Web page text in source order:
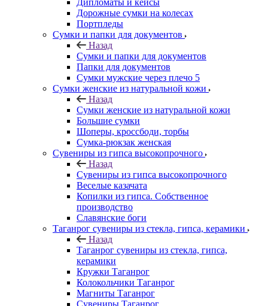
Дипломаты и кейсы
Дорожные сумки на колесах
Портпледы
Сумки и папки для документов
Назад
Сумки и папки для документов
Папки для документов
Сумки мужские через плечо 5
Сумки женские из натуральной кожи
Назад
Сумки женские из натуральной кожи
Большие сумки
Шоперы, кроссбоди, торбы
Сумка-рюкзак женская
Сувениры из гипса высокопрочного
Назад
Сувениры из гипса высокопрочного
Веселые казачата
Копилки из гипса. Собственное
производство
Славянские боги
Таганрог сувениры из стекла, гипса, керамики
Назад
Таганрог сувениры из стекла, гипса,
керамики
Кружки Таганрог
Колокольчики Таганрог
Магниты Таганрог
Сувениры Таганрог